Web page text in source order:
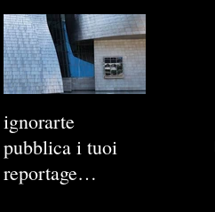
ignorarte
pubblica i tuoi
reportage